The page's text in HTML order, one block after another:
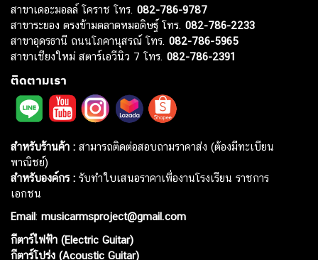
สาขาเดอะมอลล์ โคราช โทร. 082-786-9787
สาขาระยอง ตรงข้ามตลาดหมอดิษฐ์ โทร. 082-786-2233
สาขาอุดรธานี ถนนโภคานุสรณ์ โทร. 082-786-5965
สาขาเชียงใหม่ สตาร์เอวีนิว 7 โทร. 082-786-2391
ติดตามเรา
สำหรับร้านค้า : สามารถติดต่อสอบถามราคาส่ง (ต้องมีทะเบียน
พาณิชย์)
สำหรับองค์กร : รับทำใบเสนอราคาเพื่องานโรงเรียน ราชการ
เอกชน
Email: musicarmsproject@gmail.com
กีตาร์ไฟฟ้า (Electric Guitar)
กีตาร์โปร่ง (Acoustic Guitar)